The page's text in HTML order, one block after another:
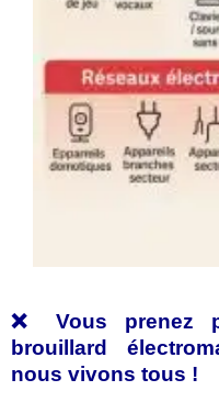
❌ Vous prenez
brouillard
nous vivons tous !